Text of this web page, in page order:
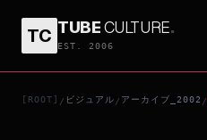
TC TUBECULTURE.
EST. 2006
[ROOT] / ビジュアル / アーカイブ_2002 /
BARBERSHOP